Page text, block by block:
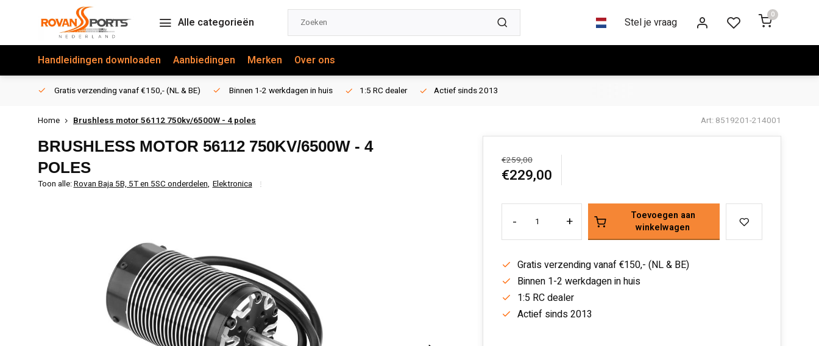
Alle categorieën Stel je vraag
0
Handleidingen downloaden Aanbiedingen Merken Over ons
Gratis verzending vanaf €150,- (NL & BE) Binnen 1-2 werkdagen in huis 1:5 RC dealer Actief sinds 2013
Home Brushless motor 56112 750kv/6500W - 4 poles Art: 8519201-214001
BRUSHLESS MOTOR 56112 750KV/6500W - 4
POLES
Toon alle:Rovan Baja 5B, 5T en 5SC onderdelen, Elektronica
€259,00
€229,00
- +
Toevoegen aan
winkelwagen
Gratis verzending vanaf €150,- (NL & BE)
Binnen 1-2 werkdagen in huis
1:5 RC dealer
Actief sinds 2013